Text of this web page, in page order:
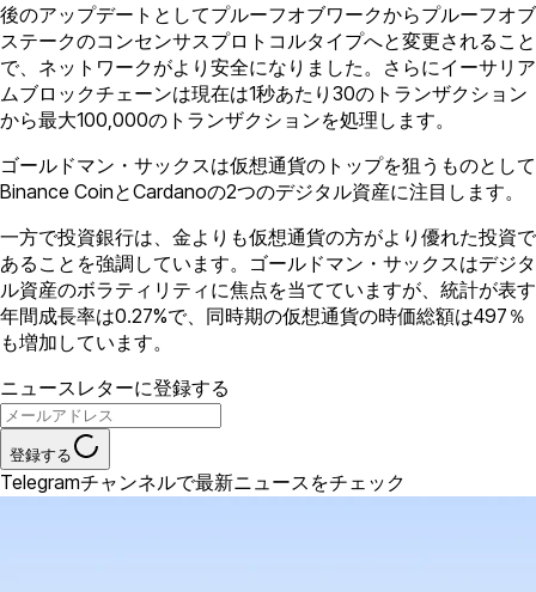
後のアップデートとしてプルーフオブワークからプルーフオブ
ステークのコンセンサスプロトコルタイプへと変更されること
で、ネットワークがより安全になりました。さらにイーサリア
ムブロックチェーンは現在は1秒あたり30のトランザクション
から最大100,000のトランザクションを処理します。
ゴールドマン・サックスは仮想通貨のトップを狙うものとして
Binance CoinとCardanoの2つのデジタル資産に注目します。
一方で投資銀行は、金よりも仮想通貨の方がより優れた投資で
あることを強調しています。ゴールドマン・サックスはデジタ
ル資産のボラティリティに焦点を当てていますが、統計が表す
年間成長率は0.27%で、同時期の仮想通貨の時価総額は497％
も増加しています。
ニュースレターに登録する
登録する
Telegramチャンネルで最新ニュースをチェック